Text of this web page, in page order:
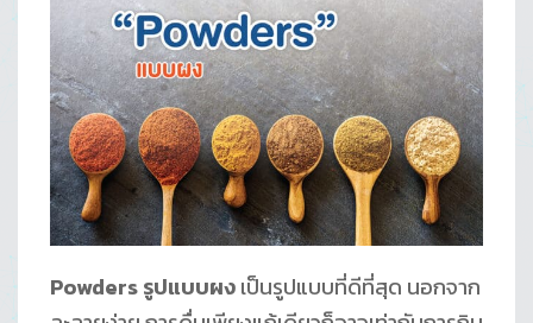
Powders รูปแบบผงเป็นรูปแบบที่ดีที่สุด นอกจาก